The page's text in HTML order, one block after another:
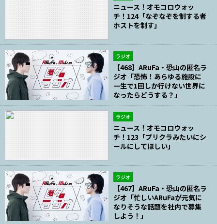
ニュース！オモコロウォッ
チ！124「なぞなぞを制する者
ホストを制す」
ラジオ
【468】ARuFa・恐山の匿名ラ
ジオ「恐怖！あらゆる施設に
一生で1回しか行けない世界に
なったらどうする？」
ラジオ
ニュース！オモコロウォッ
チ！123「プリクラみたいにシ
ールにしてほしい」
ラジオ
【467】ARuFa・恐山の匿名ラ
ジオ「忙しいARuFaが元気に
なりそうな話題を社内で募集
しよう！」